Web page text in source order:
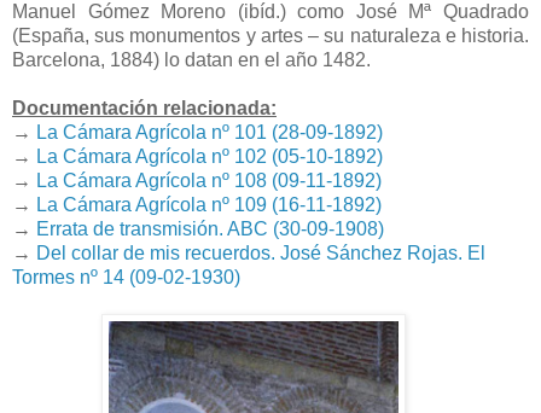
Manuel Gómez Moreno (ibíd.) como José Mª Quadrado
(España, sus monumentos y artes – su naturaleza e historia.
Barcelona, 1884) lo datan en el año 1482.
Documentación relacionada:
→ La Cámara Agrícola nº 101 (28-09-1892)
→ La Cámara Agrícola nº 102 (05-10-1892)
→ La Cámara Agrícola nº 108 (09-11-1892)
→ La Cámara Agrícola nº 109 (16-11-1892)
→ Errata de transmisión. ABC (30-09-1908)
→ Del collar de mis recuerdos. José Sánchez Rojas. El
Tormes nº 14 (09-02-1930)